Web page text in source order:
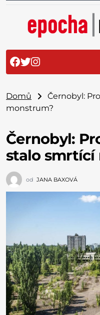
Domů
Černobyl:
monstrum?
Černobyl:
stalo smrtící
od JANA BAXOVÁ